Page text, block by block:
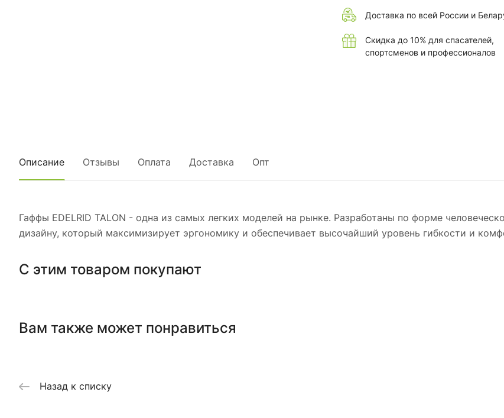
Доставка по всей России и
Скидка до 10% для спасателей,
спортсменов и профессионалов
Описание Отзывы Оплата Доставка Опт
Гаффы EDELRID TALON - одна из самых легких моделей на рынке. Разработаны по форме
дизайну, который максимизирует эргономику и обеспечивает высочайший уровень гибкости и
С этим товаром покупают
Вам также может понравиться
Назад к списку